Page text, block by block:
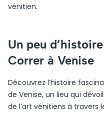
vénitien.
Un peu
Correr à Venise
Découvrez l’histoire
de Venise, un lieu qui
de l’art vénitiens à travers